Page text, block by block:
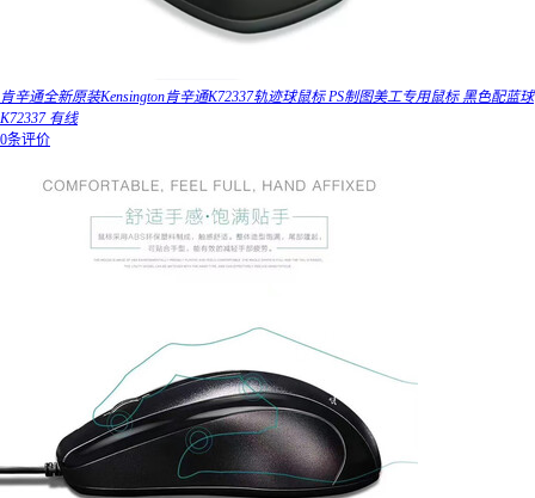
肯辛通全新原装Kensington肯辛通K72337轨迹球鼠标 PS制图美工专用鼠标 黑色配蓝球
K72337 有线
0条评价